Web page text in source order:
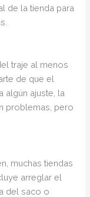
de la tienda para
traje al menos
de que el
algún ajuste, la
problemas, pero
muchas tiendas
arreglar el
del saco o